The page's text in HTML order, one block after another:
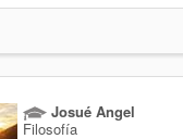
Josué Angel
Filosofía